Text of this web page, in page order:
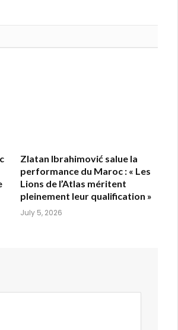
Zlatan Ibrahimović salue la
performance du Maroc : « Les
Lions de l’Atlas méritent
pleinement leur qualification »
July 5, 2026